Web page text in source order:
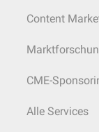
Content
CME-
Alle Services